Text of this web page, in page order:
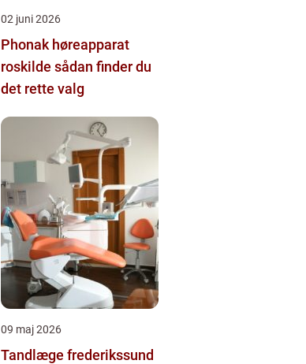
02 juni 2026
Phonak høreapparat
roskilde sådan finder du
det rette valg
09 maj 2026
Tandlæge frederikssund